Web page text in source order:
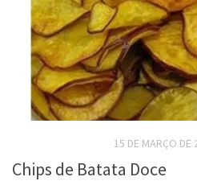
15 DE MARÇO DE
Chips de Batata Doce